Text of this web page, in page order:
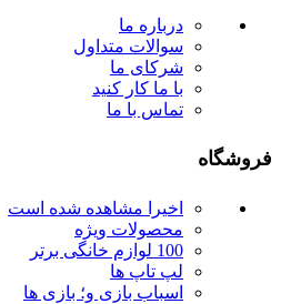
درباره ما
سوالات متداول
شرکای ما
با ما کار کنید
تماس با ما
فروشگاه
اخیرا مشاهده شده است
محصولات ویژه
100 لوازم خانگی برتر
لپ تاپ ها
اسباب بازی و؛ بازی ها